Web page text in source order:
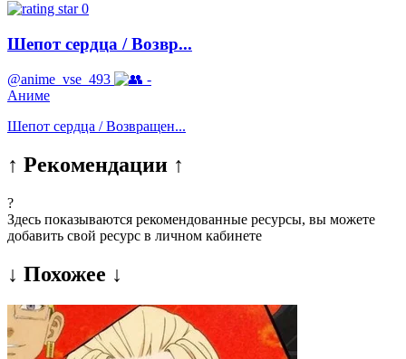
0
Шепот сердца / Возвр...
@anime_vse_493
-
Аниме
Шепот сердца / Возвращен...
↑ Рекомендации ↑
?
Здесь показываются рекомендованные ресурсы, вы можете
добавить свой ресурс в личном кабинете
↓ Похожее ↓